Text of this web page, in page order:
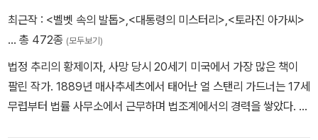
다음에 무슨 필요가 있어서 내가 그 사건에 어떠한 일을 했는 지 알고
일어나 조사하고 싶어질 때는, 내가 스트리트 양에게 그 번호를 말하
면
그녀는 여러가지 서류가 가득차 있는 묶음을 가져다 줍니다.
최근작 : <벨벳 속의 발톱> <대통령의 미스터리> <토라진 아가씨>
… 총 472종 (모두보기)
법정 추리의 황제이자, 사망 당시 20세기 미국에서 가장 많은 책이
팔린 작가. 1889년 매사추세츠에서 태어난 얼 스탠리 가드너는 17세
무렵부터 법률 사무소에서 근무하며 법조계에서의 경력을 쌓았다. 1